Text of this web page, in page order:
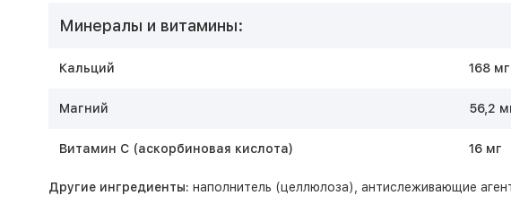
Минералы и витамины:
Кальций 168 мг
Магний 56,2
Витамин C (аскорбиновая кислота) 16 мг
Другие ингредиенты: наполнитель (целлюлоза), антислеживающие